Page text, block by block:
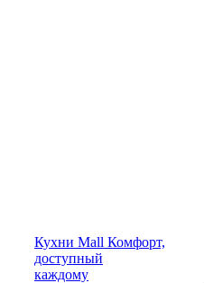
Кухни Mall Комфорт,
доступный
каждому